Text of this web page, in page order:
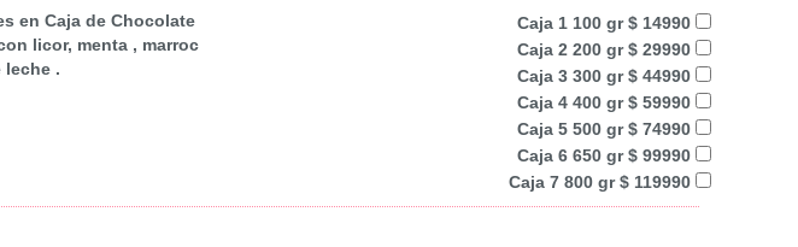
en Caja de Chocolate
licor, menta , marroc
leche .
Caja 1 100 gr $ 14990
Caja 2 200 gr $ 29990
Caja 3 300 gr $ 44990
Caja 4 400 gr $ 59990
Caja 5 500 gr $ 74990
Caja 6 650 gr $ 99990
Caja 7 800 gr $ 119990